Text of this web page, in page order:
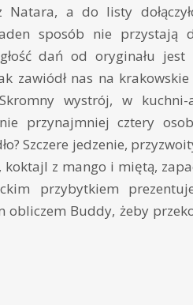
a do listy
sposób nie przystają
dań od oryginału
zawiódł nas na
wystrój, w kuchni-
przynajmniej cztery
Szczere jedzenie,
z mango i miętą,
przybytkiem
obliczem Buddy, żeby